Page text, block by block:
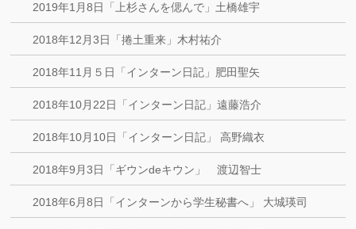
2019年1月8日「上杉さんを偲んで」土橋雄宇
2018年12月3日「捲土重来」木村祐介
2018年11月５日「インターン日記」肥田聖矢
2018年10月22日「インターン日記」遠藤浩介
2018年10月10日「インターン日記」 高野織衣
2018年9月3日「ギウンdeキウン」 渡辺智士
2018年6月8日「インターンから学生秘書へ」 大城瑛司